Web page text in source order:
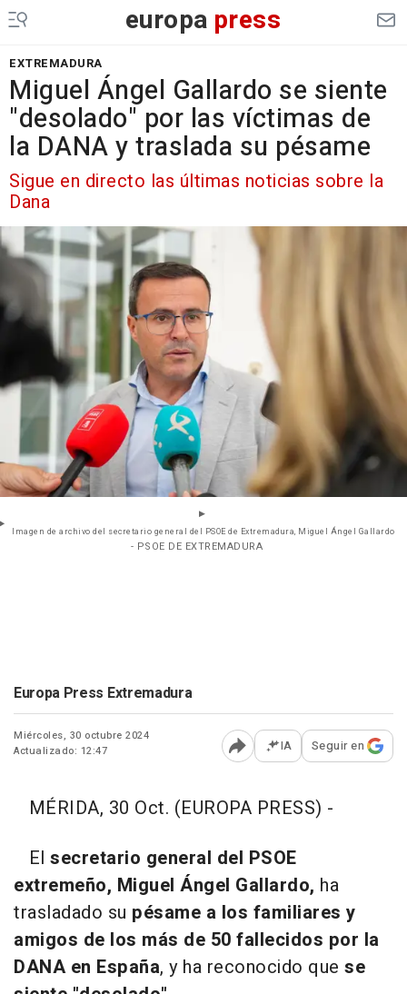
europa press
EXTREMADURA
Miguel Ángel Gallardo se siente
"desolado" por las víctimas de
la DANA y traslada su pésame
Sigue en directo las últimas noticias sobre la
Dana
Imagen de archivo del secretario general del PSOE de Extremadura, Miguel Ángel Gallardo
- PSOE DE EXTREMADURA
Europa Press Extremadura
Miércoles, 30 octubre 2024
Actualizado: 12:47
Abrir opciones para
IA Seguir en
MÉRIDA, 30 Oct. (EUROPA PRESS) -
El secretario general del PSOE
extremeño, Miguel Ángel Gallardo, ha
trasladado su pésame a los familiares y
amigos de los más de 50 fallecidos por la
DANA en España, y ha reconocido que se